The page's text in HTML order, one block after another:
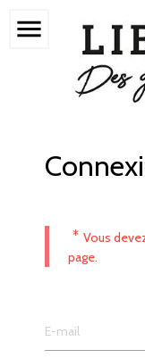
menu
* Vous
page.